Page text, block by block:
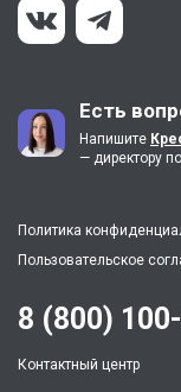
Есть
Напишите
— директору
Политика
Пользовательское
8 (800)
Контактный центр